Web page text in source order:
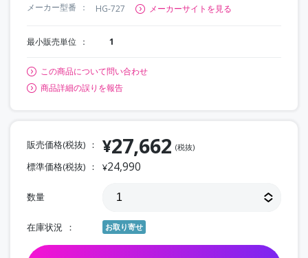
メーカー型番
HG-727 メーカーサイトを見る
最小販売単位 1
この商品について問い合わせ
商品詳細の誤りを報告
販売価格(税抜) ¥27,662 (税抜)
標準価格(税抜) ¥24,990
数量
在庫状況 お取り寄せ